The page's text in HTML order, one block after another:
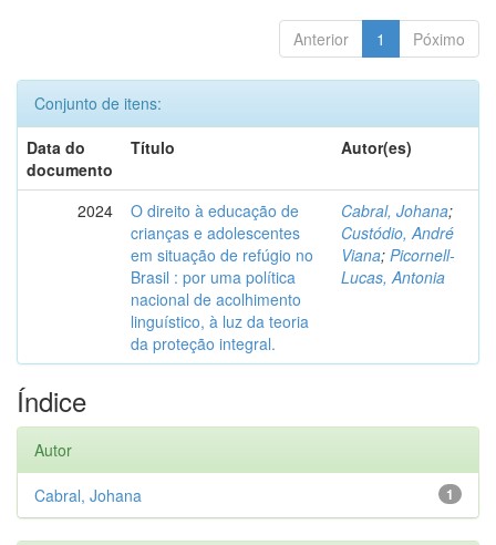
Anterior 1 Póximo
Conjunto de itens:
Data do
documento
Título Autor(es)
2024
O direito à educação de
crianças e adolescentes
em situação de refúgio no
Brasil : por uma política
nacional de acolhimento
linguístico, à luz da teoria
da proteção integral.
Cabral, Johana;
Custódio, André
Viana; Picornell-
Lucas, Antonia
Índice
Autor
1
Cabral, Johana